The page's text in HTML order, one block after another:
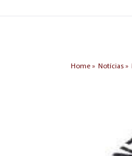
Home » Notícias »